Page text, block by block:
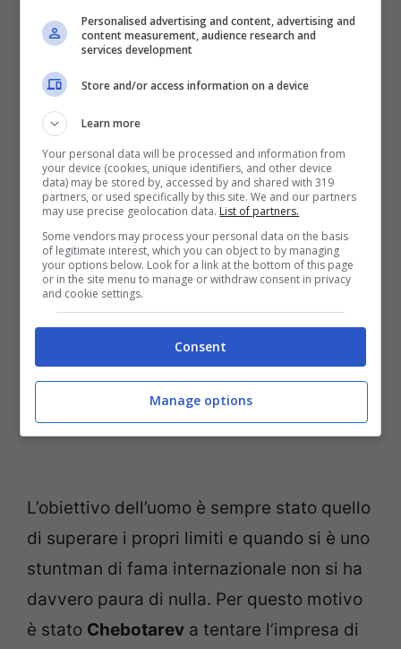
russo. Il suo nom èEvheny Chebotareve
ciò che ha combinato con la sua
è davvero incredibile, lasciando tutti
quanti senza parole.
Incidente con la Lada Niva:
botto tremendo
L’obiettivo dell’uomo è sempre stato quello
di superare i propri limiti e quando si è uno
stuntman di fama internazionale non si ha
davvero paura di nulla. Per questo motivo
è stato Chebotarev a tentare l’impresa di
Personalised advertising and content, advertising and
content measurement, audience research and
services development
Store and/or access information on a device
Learn more
Your personal data will be processed and information from
your device (cookies, unique identifiers, and other device
data) may be stored by, accessed by and shared with 319
partners, or used specifically by this site. We and our partners
may use precise geolocation data. List of partners.
Some vendors may process your personal data on the basis
of legitimate interest, which you can object to by managing
your options below. Look for a link at the bottom of this page
or in the site menu to manage or withdraw consent in privacy
and cookie settings.
Consent
Manage options